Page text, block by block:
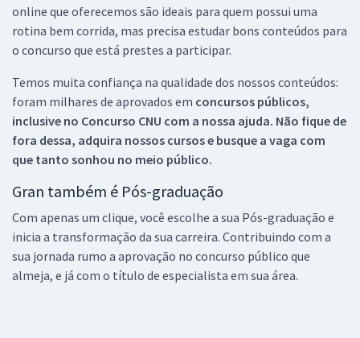
online que oferecemos são ideais para quem possui uma
rotina bem corrida, mas precisa estudar bons conteúdos para
o concurso que está prestes a participar.
Temos muita confiança na qualidade dos nossos conteúdos:
foram milhares de aprovados em concursos públicos,
inclusive no Concurso CNU com a nossa ajuda. Não fique de
fora dessa, adquira nossos cursos e busque a vaga com
que tanto sonhou no meio público.
Gran também é Pós-graduação
Com apenas um clique, você escolhe a sua Pós-graduação e
inicia a transformação da sua carreira. Contribuindo com a
sua jornada rumo a aprovação no concurso público que
almeja, e já com o título de especialista em sua área.